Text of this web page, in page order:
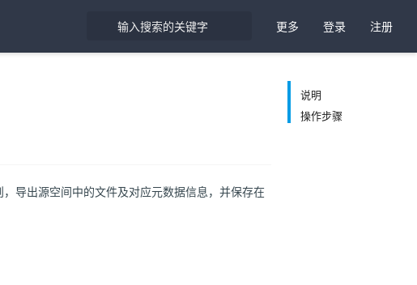
更多 登录 注册
导出源空间中的文件及对应元数据信息，并保存在
说明
操作步骤